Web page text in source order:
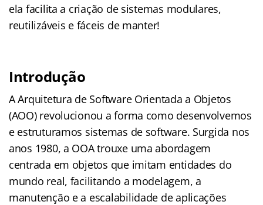
ela facilita a criação de sistemas modulares,
reutilizáveis e fáceis de manter!
Introdução
A Arquitetura de Software Orientada a Objetos
(AOO) revolucionou a forma como desenvolvemos
e estruturamos sistemas de software. Surgida nos
anos 1980, a OOA trouxe uma abordagem
centrada em objetos que imitam entidades do
mundo real, facilitando a modelagem, a
manutenção e a escalabilidade de aplicações